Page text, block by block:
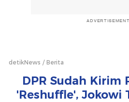
ADVERTISEMENT
detikNews Berita
DPR Sudah Kirim
'Reshuffle', Jokowi